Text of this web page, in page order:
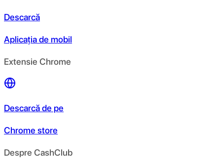
Descarcă
Aplicația de mobil
Extensie Chrome
Descarcă de pe
Chrome store
Despre CashClub